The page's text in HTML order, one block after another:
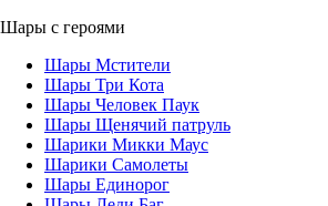
Шары с героями
Шары Мстители
Шары Три Кота
Шары Человек Паук
Шары Щенячий патруль
Шарики Микки Маус
Шарики Самолеты
Шары Единорог